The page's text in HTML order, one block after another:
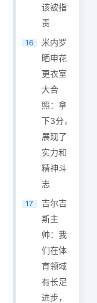
该被指
责
16
米内罗
晒申花
更衣室
大合
照：拿
下3分，
展现了
实力和
精神斗
志
17
吉尔吉
斯主
帅：我
们在体
育领域
有长足
进步，